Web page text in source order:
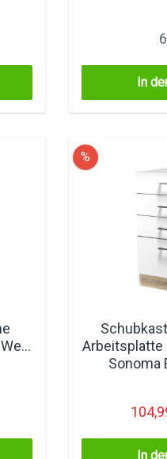
In
%
Arbeitsplatte
Sonoma
In